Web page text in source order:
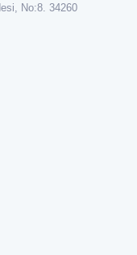
No:8. 34260